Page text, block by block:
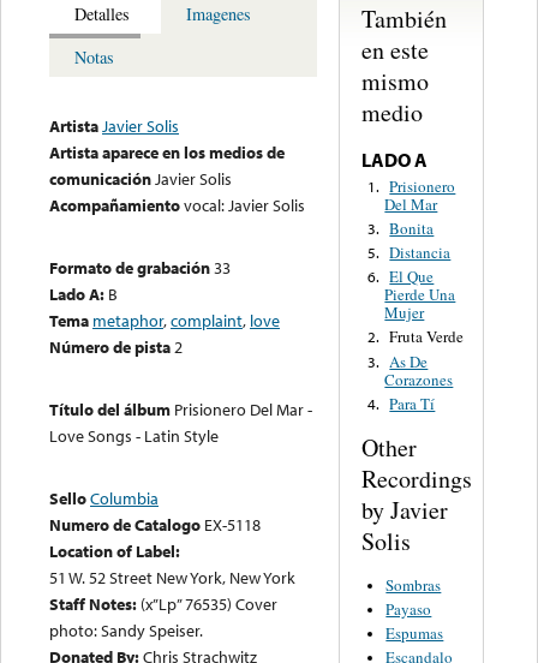
Detalles
Imagenes
Notas
ArtistaJavier Solis
Artista aparece en los medios de
comunicaciónJavier Solis
Acompañamientovocal: Javier Solis
Formato de grabación33
Lado A: B
Tema metaphor,complaint, love
Número de pista2
Título del álbum Prisionero Del Mar -
Love Songs - Latin Style
SelloColumbia
Numero de Catalogo EX-5118
Location of Label:
51 W. 52 Street New York, New York
Staff Notes: (x”Lp” 76535) Cover
photo: Sandy Speiser.
Donated By:Chris Strachwitz
También
en este
mismo
medio
LADO A
1. Prisionero
Del Mar
3. Bonita
5. Distancia
6. El Que
Pierde Una
Mujer
2. Fruta Verde
3. As De
Corazones
4. Para Tí
Other
Recordings
by Javier
Solis
Sombras
Payaso
Espumas
Escandalo